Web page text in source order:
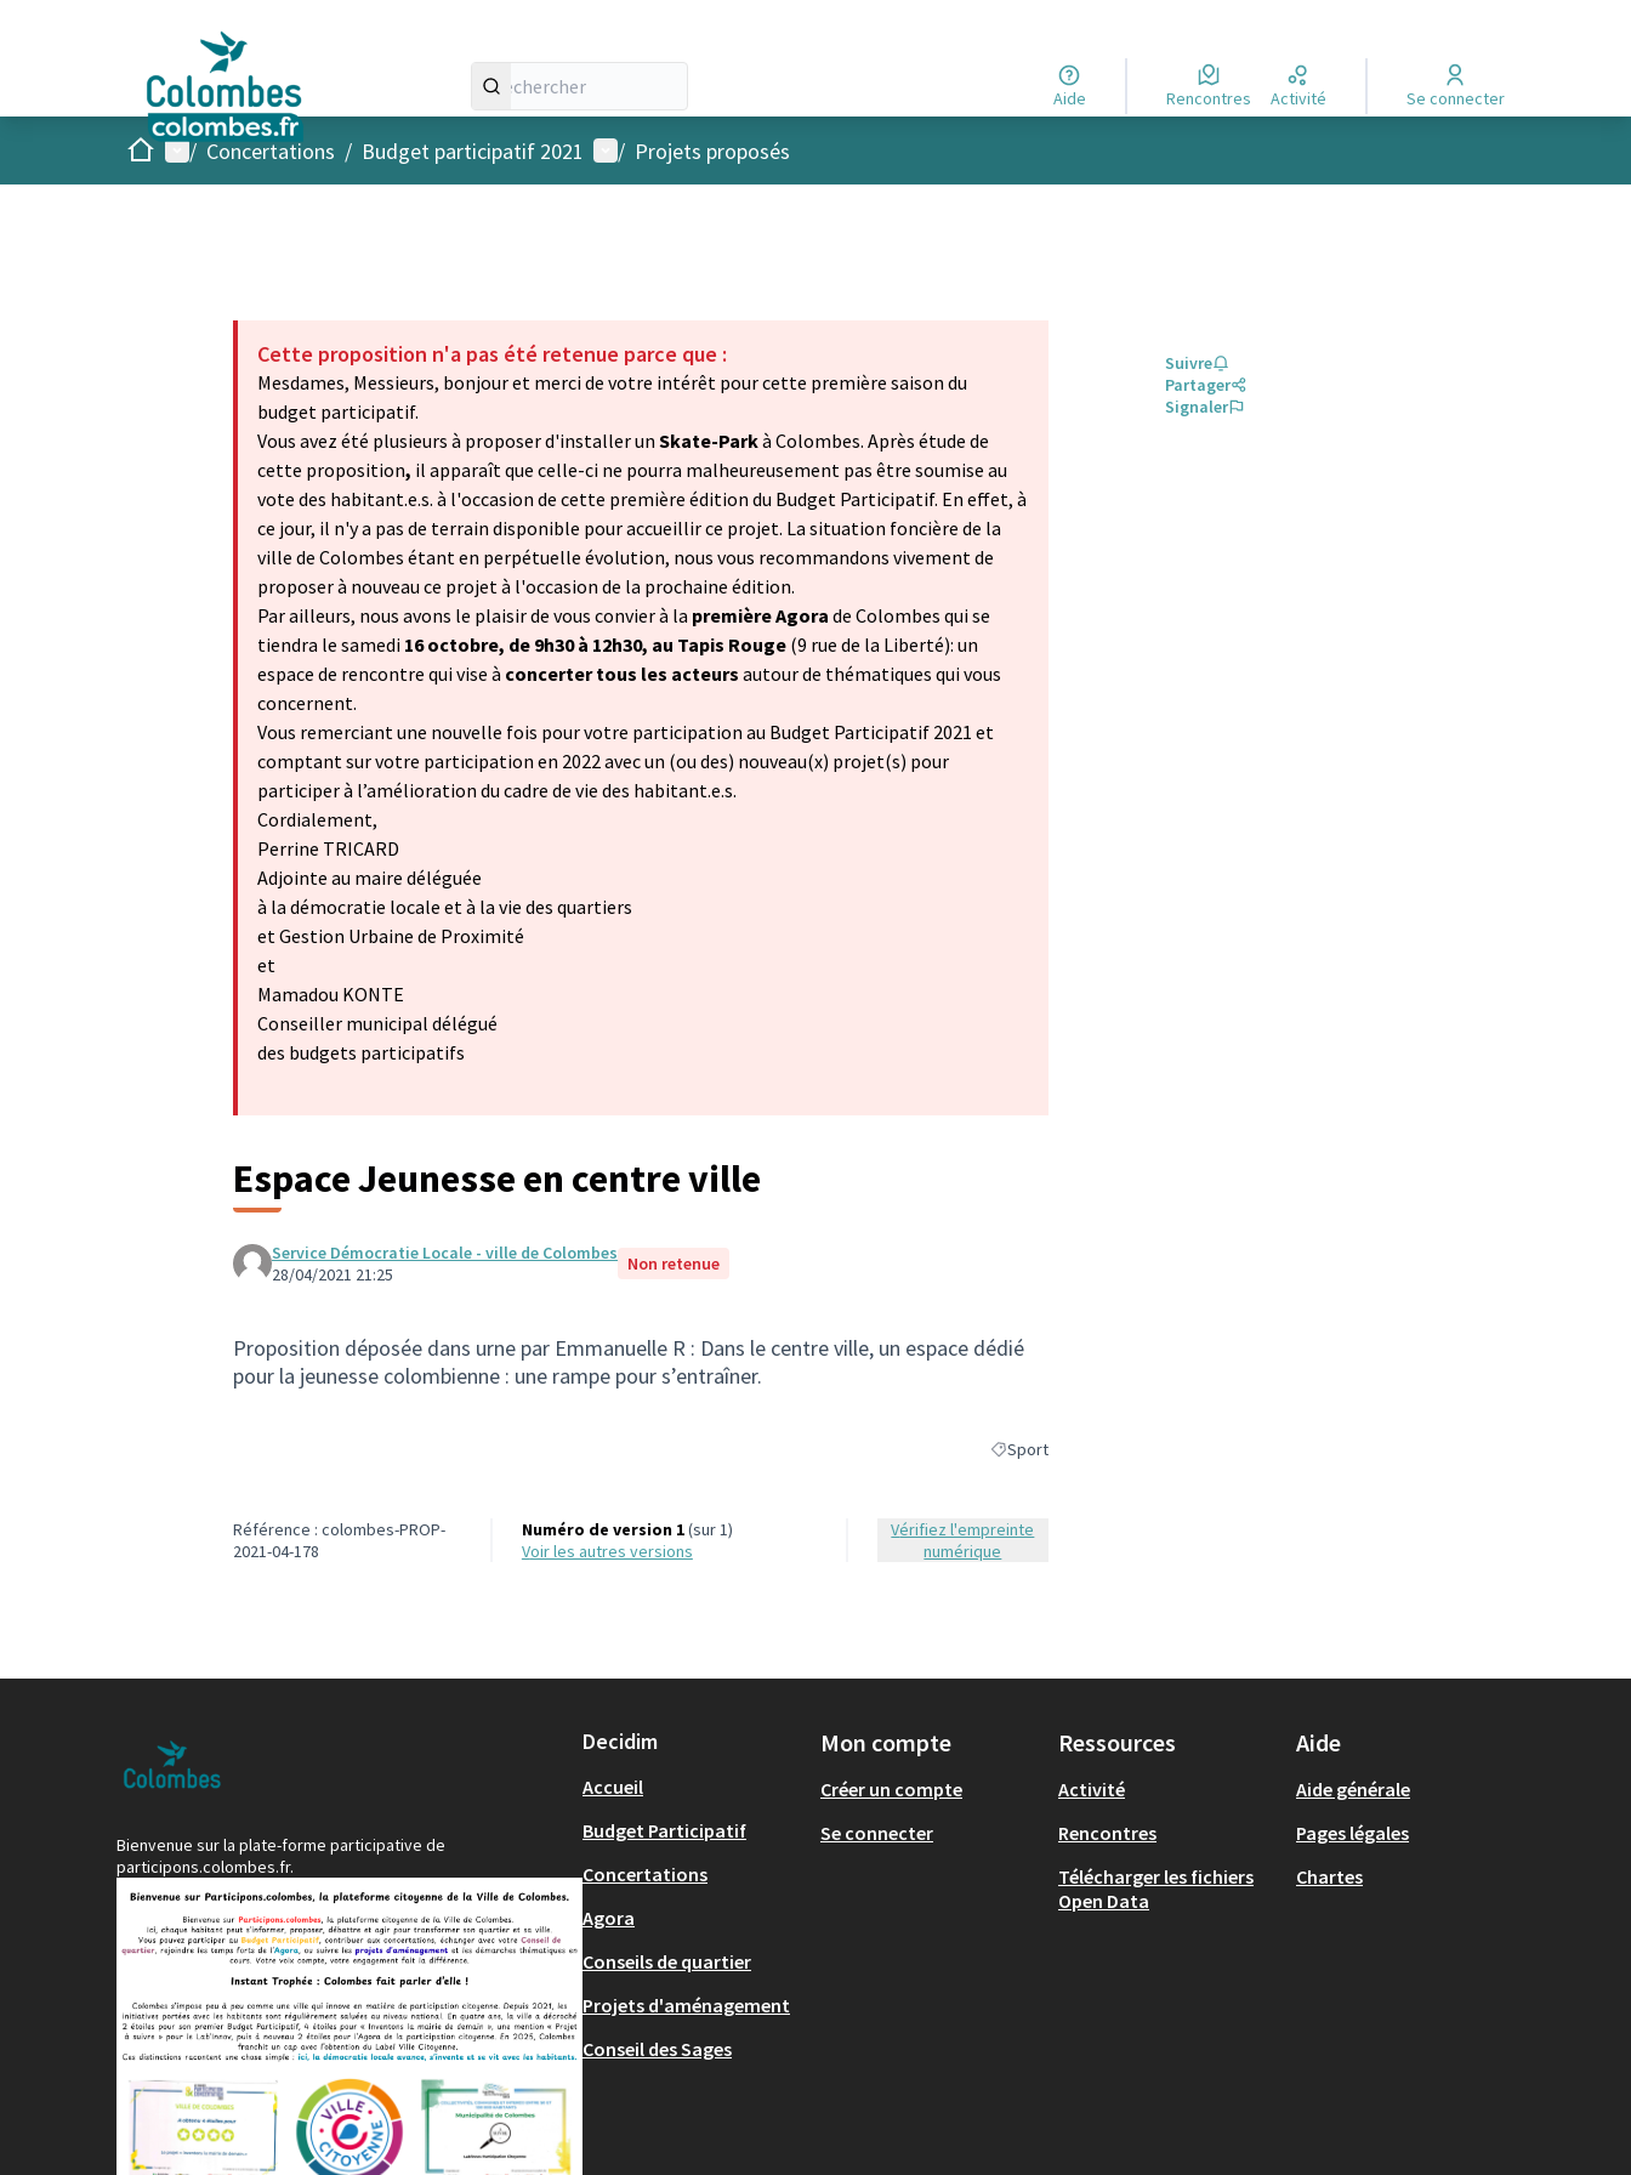
Aide Rencontres Activité Se connecter
AccueilMenu principal
/ Concertations / Budget participatif 2021 Menu utilisateur
/ Projets proposés
Cette proposition n'a pas été retenue parce que :
Mesdames, Messieurs, bonjour et merci de votre intérêt pour cette première saison du
budget participatif.
Vous avez été plusieurs à proposer d'installer un Skate-Parkà Colombes. Après étude de
cette proposition, il apparaît que celle-ci ne pourra malheureusement pas être soumise au
vote des habitant.e.s. à l'occasion de cette première édition du Budget Participatif. En effet, à
ce jour, il n'y a pas de terrain disponible pour accueillir ce projet. La situation foncière de la
ville de Colombes étant en perpétuelle évolution, nous vous recommandons vivement de
proposer à nouveau ce projet à l'occasion de la prochaine édition.
Par ailleurs, nous avons le plaisir de vous convier à la première Agora de Colombes qui se
tiendra le samedi 16 octobre, de 9h30 à 12h30, au Tapis Rouge (9 rue de la Liberté): un
espace de rencontre qui vise à concerter tous les acteurs autour de thématiques qui vous
concernent.
Vous remerciant une nouvelle fois pour votre participation au Budget Participatif 2021 et
comptant sur votre participation en 2022 avec un (ou des) nouveau(x) projet(s) pour
participer à l’amélioration du cadre de vie des habitant.e.s.
Cordialement,
Perrine TRICARD
Adjointe au maire déléguée
à la démocratie locale et à la vie des quartiers
et Gestion Urbaine de Proximité
et
Mamadou KONTE
Conseiller municipal délégué
des budgets participatifs
Espace Jeunesse en centre ville
Service Démocratie Locale - ville de Colombes
28/04/2021 21:25
Non retenue
Proposition déposée dans urne par Emmanuelle R : Dans le centre ville, un espace dédié
pour la jeunesse colombienne : une rampe pour s’entraîner.
Filtrer les résultats de la catégorie : Sport
Sport
Suivre
Partager
Signaler
Référence : colombes-PROP-
2021-04-178
Numéro de version 1(sur 1)
voir les autres versions
Vérifiez l'empreinte
numérique
Bienvenue sur la plate-forme participative de
participons.colombes.fr.
Decidim
Accueil
Budget Participatif
Concertations
Agora
Conseils de quartier
Projets d'aménagement
Conseil des Sages
Mon compte
Créer un compte
Se connecter
Ressources
Activité
Rencontres
Télécharger les fichiers
Open Data
Aide
Aide générale
Pages légales
Chartes